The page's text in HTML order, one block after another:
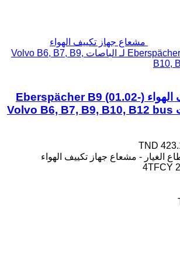
مشعاع جهاز تكييف الهواء
Eberspächer B9 (01.02-) 4TFCY لـ الباصات Volvo B6, B7, B9,
B10,
مشعاع جهاز تكييف الهواء Eberspächer B9 (01.02-)
4TFCY لـ الباصات Volvo B6, B7, B9, B10, B12 bus
TND
الغيار - مشعاع جهاز تكييف الهواء
4TFCY